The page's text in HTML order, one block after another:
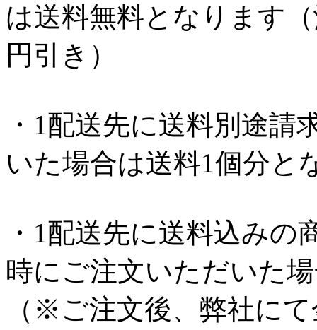
は送料無料となります
円引き）
・1配送先に送料別途
いた場合は送料1個分と
・1配送先に送料込み
時にご注文いただいた
（※ご注文後、弊社に